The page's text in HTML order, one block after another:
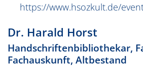
https://www.hsozkult.de/
Dr. Harald Horst
Handschriftenbibliothekar,
Fachauskunft, Altbestand